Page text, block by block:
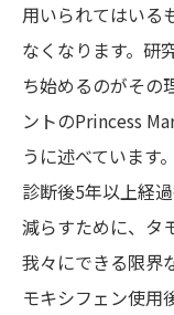
用いられてはいる
なくなります。研
ち始めるのがその
ントのPrincess
うに述べています
診断後5年以上経
減らすために、タ
我々にできる限界
モキシフェン使用